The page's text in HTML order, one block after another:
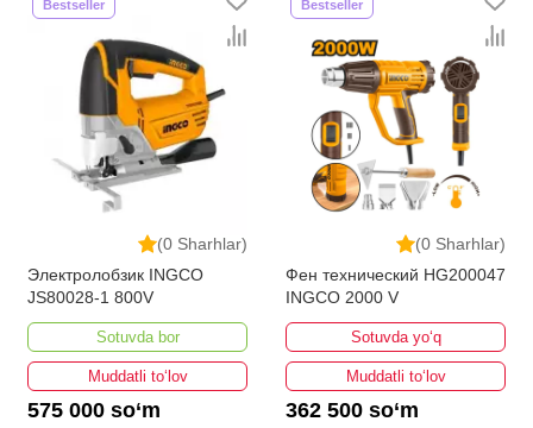
(0 Sharhlar)
Bestseller
Электролобзик INGCO
JS80028-1 800V
Sotuvda bor
Muddatli to‘lov
575 000 so‘m
(0 Sharhlar)
Bestseller
Фен технический HG200047
INGCO 2000 V
Sotuvda yo‘q
Muddatli to‘lov
362 500 so‘m